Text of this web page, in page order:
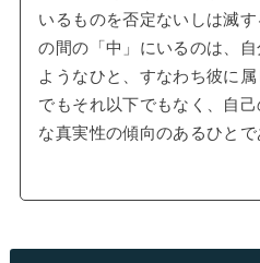
いるものを否定ないしは滅
の間の「中」にいるのは、
ようなひと、すなわち彼に
でもそれ以下でもなく、自
な真実性の傾向のあるひとで